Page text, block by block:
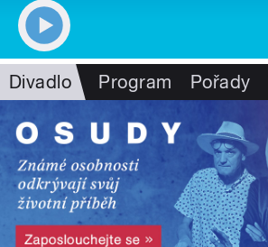
Divadlo Program Pořady